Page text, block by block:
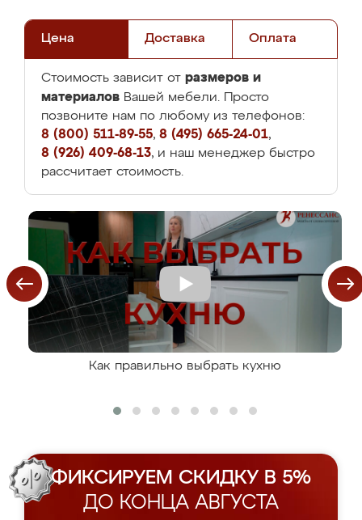
Цена Доставка Оплата
Стоимость зависит от размеров и
материалов Вашей мебели. Просто
позвоните нам по любому из телефонов:
8 (800) 511-89-55, 8 (495) 665-24-01,
8 (926) 409-68-13, и наш менеджер быстро
рассчитает стоимость.
Как правильно выбрать кухню
ФИКСИРУЕМ СКИДКУ В 5%
ДО КОНЦА АВГУСТА